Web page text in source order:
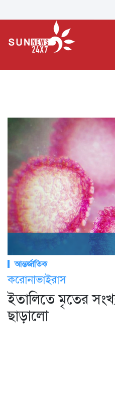
আন্তর্জাতিক
করোনাভাইরাস
ইতালিতে মৃতের
ছাড়ালো